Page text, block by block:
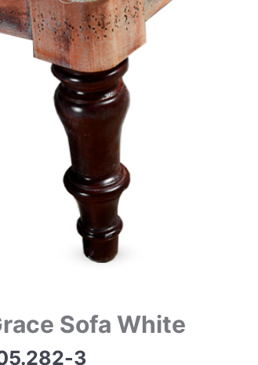
Sofa White
3